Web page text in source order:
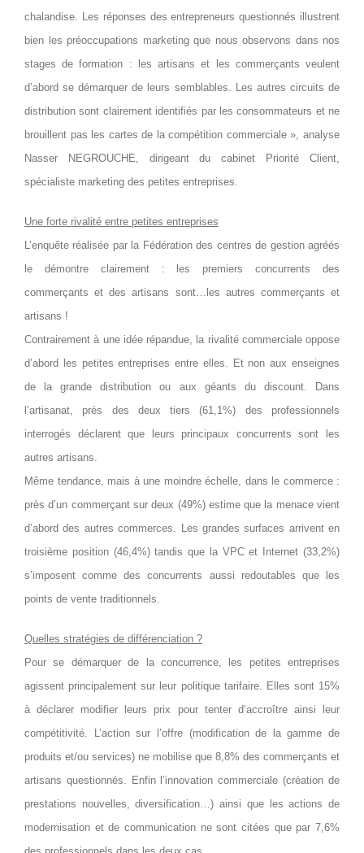
chalandise. Les réponses des entrepreneurs questionnés illustrent
bien les préoccupations marketing que nous observons dans nos
stages de formation : les artisans et les commerçants veulent
d’abord se démarquer de leurs semblables. Les autres circuits de
distribution sont clairement identifiés par les consommateurs et ne
brouillent pas les cartes de la compétition commerciale », analyse
Nasser NEGROUCHE, dirigeant du cabinet Priorité Client,
spécialiste marketing des petites entreprises.
Une forte rivalité entre petites entreprises
L’enquête réalisée par la Fédération des centres de gestion agréés
le démontre clairement : les premiers concurrents des
commerçants et des artisans sont…les autres commerçants et
artisans !
Contrairement à une idée répandue, la rivalité commerciale oppose
d’abord les petites entreprises entre elles. Et non aux enseignes
de la grande distribution ou aux géants du discount. Dans
l’artisanat, près des deux tiers (61,1%) des professionnels
interrogés déclarent que leurs principaux concurrents sont les
autres artisans.
Même tendance, mais à une moindre échelle, dans le commerce :
près d’un commerçant sur deux (49%) estime que la menace vient
d’abord des autres commerces. Les grandes surfaces arrivent en
troisième position (46,4%) tandis que la VPC et Internet (33,2%)
s’imposent comme des concurrents aussi redoutables que les
points de vente traditionnels.
Quelles stratégies de différenciation ?
Pour se démarquer de la concurrence, les petites entreprises
agissent principalement sur leur politique tarifaire. Elles sont 15%
à déclarer modifier leurs prix pour tenter d’accroître ainsi leur
compétitivité. L’action sur l’offre (modification de la gamme de
produits et/ou services) ne mobilise que 8,8% des commerçants et
artisans questionnés. Enfin l’innovation commerciale (création de
prestations nouvelles, diversification…) ainsi que les actions de
modernisation et de communication ne sont citées que par 7,6%